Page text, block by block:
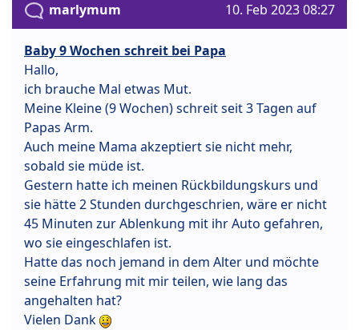
marlymum 10. Feb 2023 08:27
Baby 9 Wochen schreit bei Papa
Hallo,
ich brauche Mal etwas Mut.
Meine Kleine (9 Wochen) schreit seit 3 Tagen auf
Papas Arm.
Auch meine Mama akzeptiert sie nicht mehr,
sobald sie müde ist.
Gestern hatte ich meinen Rückbildungskurs und
sie hätte 2 Stunden durchgeschrien, wäre er nicht
45 Minuten zur Ablenkung mit ihr Auto gefahren,
wo sie eingeschlafen ist.
Hatte das noch jemand in dem Alter und möchte
seine Erfahrung mit mir teilen, wie lang das
angehalten hat?
Vielen Dank